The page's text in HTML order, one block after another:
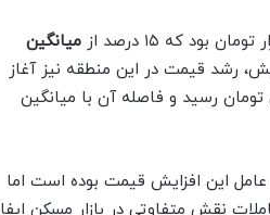
میانگین
رشد قیمت در این منطقه نیز آغاز
میانگین قیمت مسکن در منطقه ۲۲ به ۳۰ میلیون تومان رسید و فاصله آن با میانگین
منطقه ۲۲ طی سه سال گذشته عامل این افزایش قیمت بوده است اما
قیمت و معاملات نقش متفاوتی در بازار مسکن ایفا